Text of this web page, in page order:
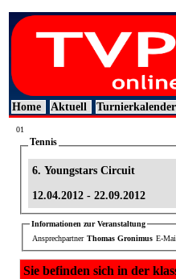
Home Aktuell Turnierkalender
01
Tennis
6. Youngstars Circuit
12.04.2012 - 22.09.2012
Informationen zur Veranstaltung
Ansprechpartner Thomas Gronimus E-
Sie befinden sich in der